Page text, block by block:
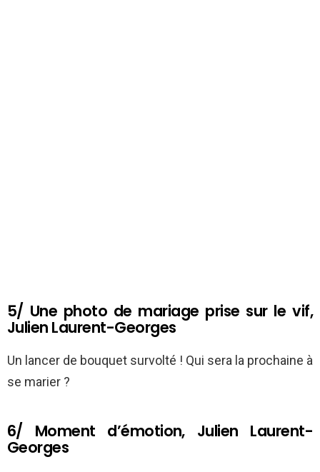
5/ Une photo de mariage prise sur le vif,
Julien Laurent-Georges
Un lancer de bouquet survolté ! Qui sera la prochaine à
se marier ?
6/ Moment d’émotion, Julien Laurent-
Georges